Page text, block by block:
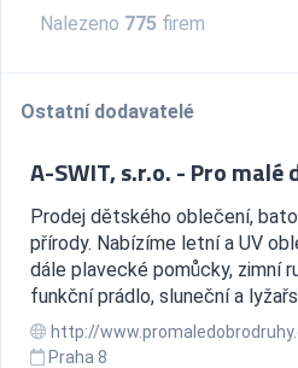
Nalezeno 775 firem
Ostatní dodavatelé
A-SWIT, s.r.o. - Pro
Prodej dětského oblečení,
přírody. Nabízíme letní a UV
dále plavecké pomůcky, zimní
funkční prádlo, sluneční a
http://
Praha 8